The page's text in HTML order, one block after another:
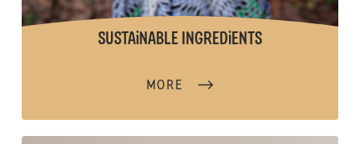
SUSTAiNABLE INGREDiENTS
MORE